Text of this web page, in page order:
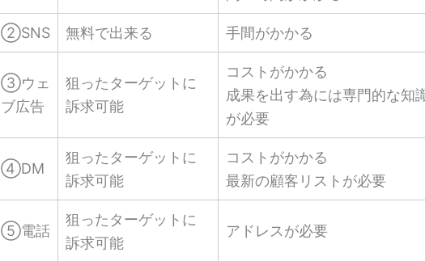
②SNS 無料で出来る 手間がかかる
③ウェ
ブ広告
狙ったターゲットに
訴求可能
コストがかかる
成果を出す為には専門的な知
が必要
④DM
狙ったターゲットに
訴求可能
コストがかかる
最新の顧客リストが必要
⑤電話
狙ったターゲットに
訴求可能
アドレスが必要